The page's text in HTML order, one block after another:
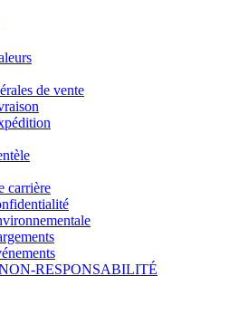
de vente
carrière
RESPONSABILITÉ